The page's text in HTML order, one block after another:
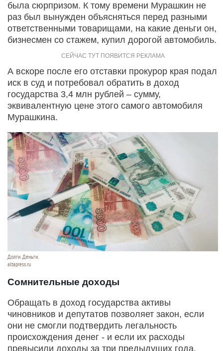
была сюрпризом. К тому времени Мурашкин не
раз был вынужден объясняться перед разными
ответственными товарищами, на какие деньги он,
бизнесмен со стажем, купил дорогой автомобиль.
А вскоре после его отставки прокурор края подал
иск в суд и потребовал обратить в доход
государства 3,4 млн рублей – сумму,
эквивалентную цене этого самого автомобиля
Мурашкина.
Долги. Деньги.
altapress.ru
Сомнительные доходы
Обращать в доход государства активы
чиновников и депутатов позволяет закон, если
они не смогли подтвердить легальность
происхождения денег - и если их расходы
превысили доходы за три предыдущих года.